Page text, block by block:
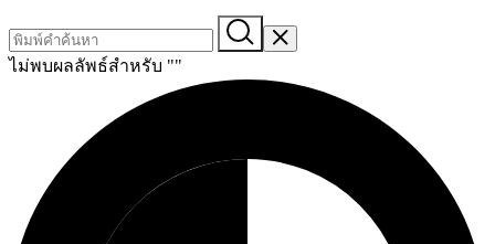
ไม่พบผลลัพธ์สำหรับ ""